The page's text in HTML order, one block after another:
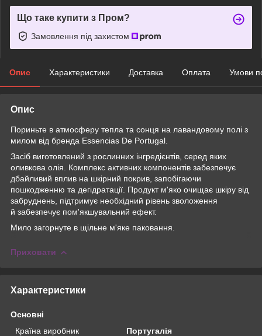
Що таке купити з Пром?
Замовлення під захистом
Опис Характеристики Доставка Оплата Умови
Опис
Пориньте в атмосферу тепла та сонця на лавандовому полі з
милом від бренда Essencias De Portugal.
Засіб виготовлений з рослинних інгредієнтів, серед яких
оливкова олія. Комплекс активних компонентів забезпечує
дбайливий вплив на шкірний покрив, запобігаючи
пошкодженню та дегідратації. Продукт м'яко очищає шкіру від
забруднень, підтримує необхідний рівень зволоження
й забезпечує пом'якшувальний ефект.
Мило загорнуте в щільне м'яке паковання.
Приховати
Характеристики
Основні
Країна виробник
Португалія